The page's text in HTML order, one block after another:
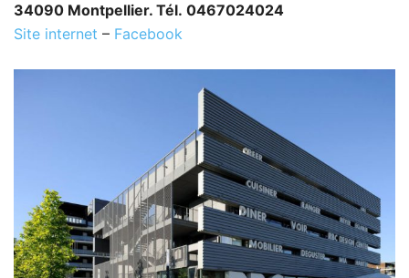
34090 Montpellier. Tél. 0467024024
Site internet – Facebook